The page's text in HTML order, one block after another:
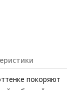
списывать
покоряют